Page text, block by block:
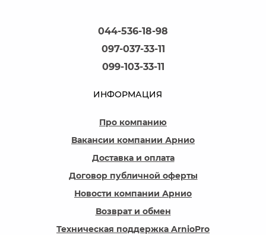
044-536-18-98
097-037-33-11
099-103-33-11
ИНФОРМАЦИЯ
Про компанию
Вакансии компании Арнио
Доставка и оплата
Договор публичной оферты
Новости компании Арнио
Возврат и обмен
Техническая поддержка ArnioPro